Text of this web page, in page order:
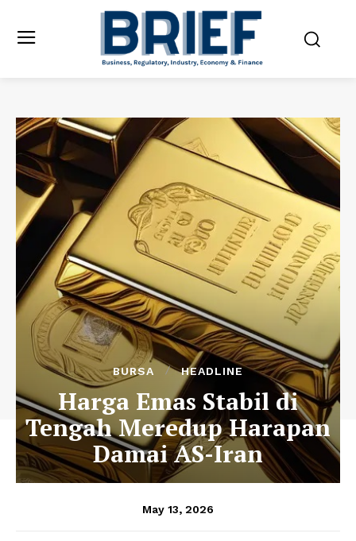
BURSA HEADLINE
Harga Emas Stabil di
Tengah Meredup Harapan
Damai AS-Iran
May 13, 2026